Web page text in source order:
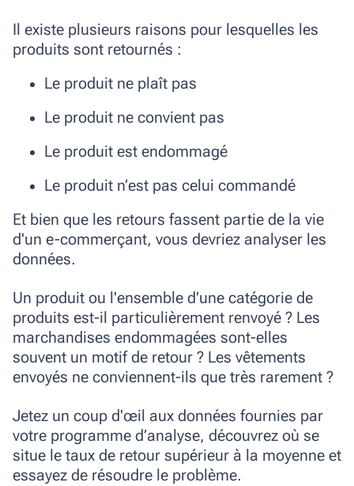
Il existe plusieurs raisons pour lesquelles les
produits sont retournés :
Le produit ne plaît pas
Le produit ne convient pas
Le produit est endommagé
Le produit n’est pas celui commandé
Et bien que les retours fassent partie de la vie
d'un e-commerçant, vous devriez analyser les
données.
Un produit ou l'ensemble d’une catégorie de
produits est-il particulièrement renvoyé ? Les
marchandises endommagées sont-elles
souvent un motif de retour ? Les vêtements
envoyés ne conviennent-ils que très rarement ?
Jetez un coup d'œil aux données fournies par
votre programme d’analyse, découvrez où se
situe le taux de retour supérieur à la moyenne et
essayez de résoudre le problème.